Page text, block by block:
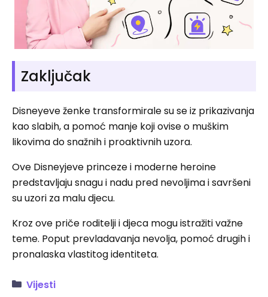
Zaključak
Disneyeve ženke transformirale su se iz prikazivanja
kao slabih, a pomoć manje koji ovise o muškim
likovima do snažnih i proaktivnih uzora.
Ove Disneyjeve princeze i moderne heroine
predstavljaju snagu i nadu pred nevoljima i savršeni
su uzori za malu djecu.
Kroz ove priče roditelji i djeca mogu istražiti važne
teme. Poput prevladavanja nevolja, pomoć drugih i
pronalaska vlastitog identiteta.
Vijesti